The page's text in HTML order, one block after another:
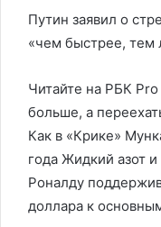
Путин заявил о
«чем быстрее, тем
Читайте на РБК
больше, а
Как в «Крике»
года Жидкий азот
Роналду
доллара к